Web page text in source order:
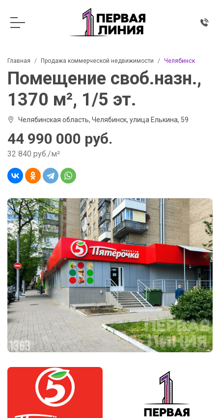
Главная Продажа коммерческой недвижимости Челябинск
Помещение своб.назн.,
1370 м², 1/5 эт.
Челябинская область, Челябинск, улица Елькина, 59
44 990 000 руб.
32 840 руб./м²